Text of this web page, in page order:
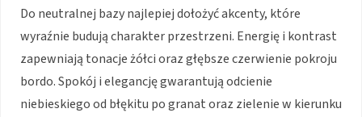
Do neutralnej bazy najlepiej dołożyć akcenty, które
wyraźnie budują charakter przestrzeni. Energię i kontrast
zapewniają tonacje żółci oraz głębsze czerwienie pokroju
bordo. Spokój i elegancję gwarantują odcienie
niebieskiego od błękitu po granat oraz zielenie w kierunku